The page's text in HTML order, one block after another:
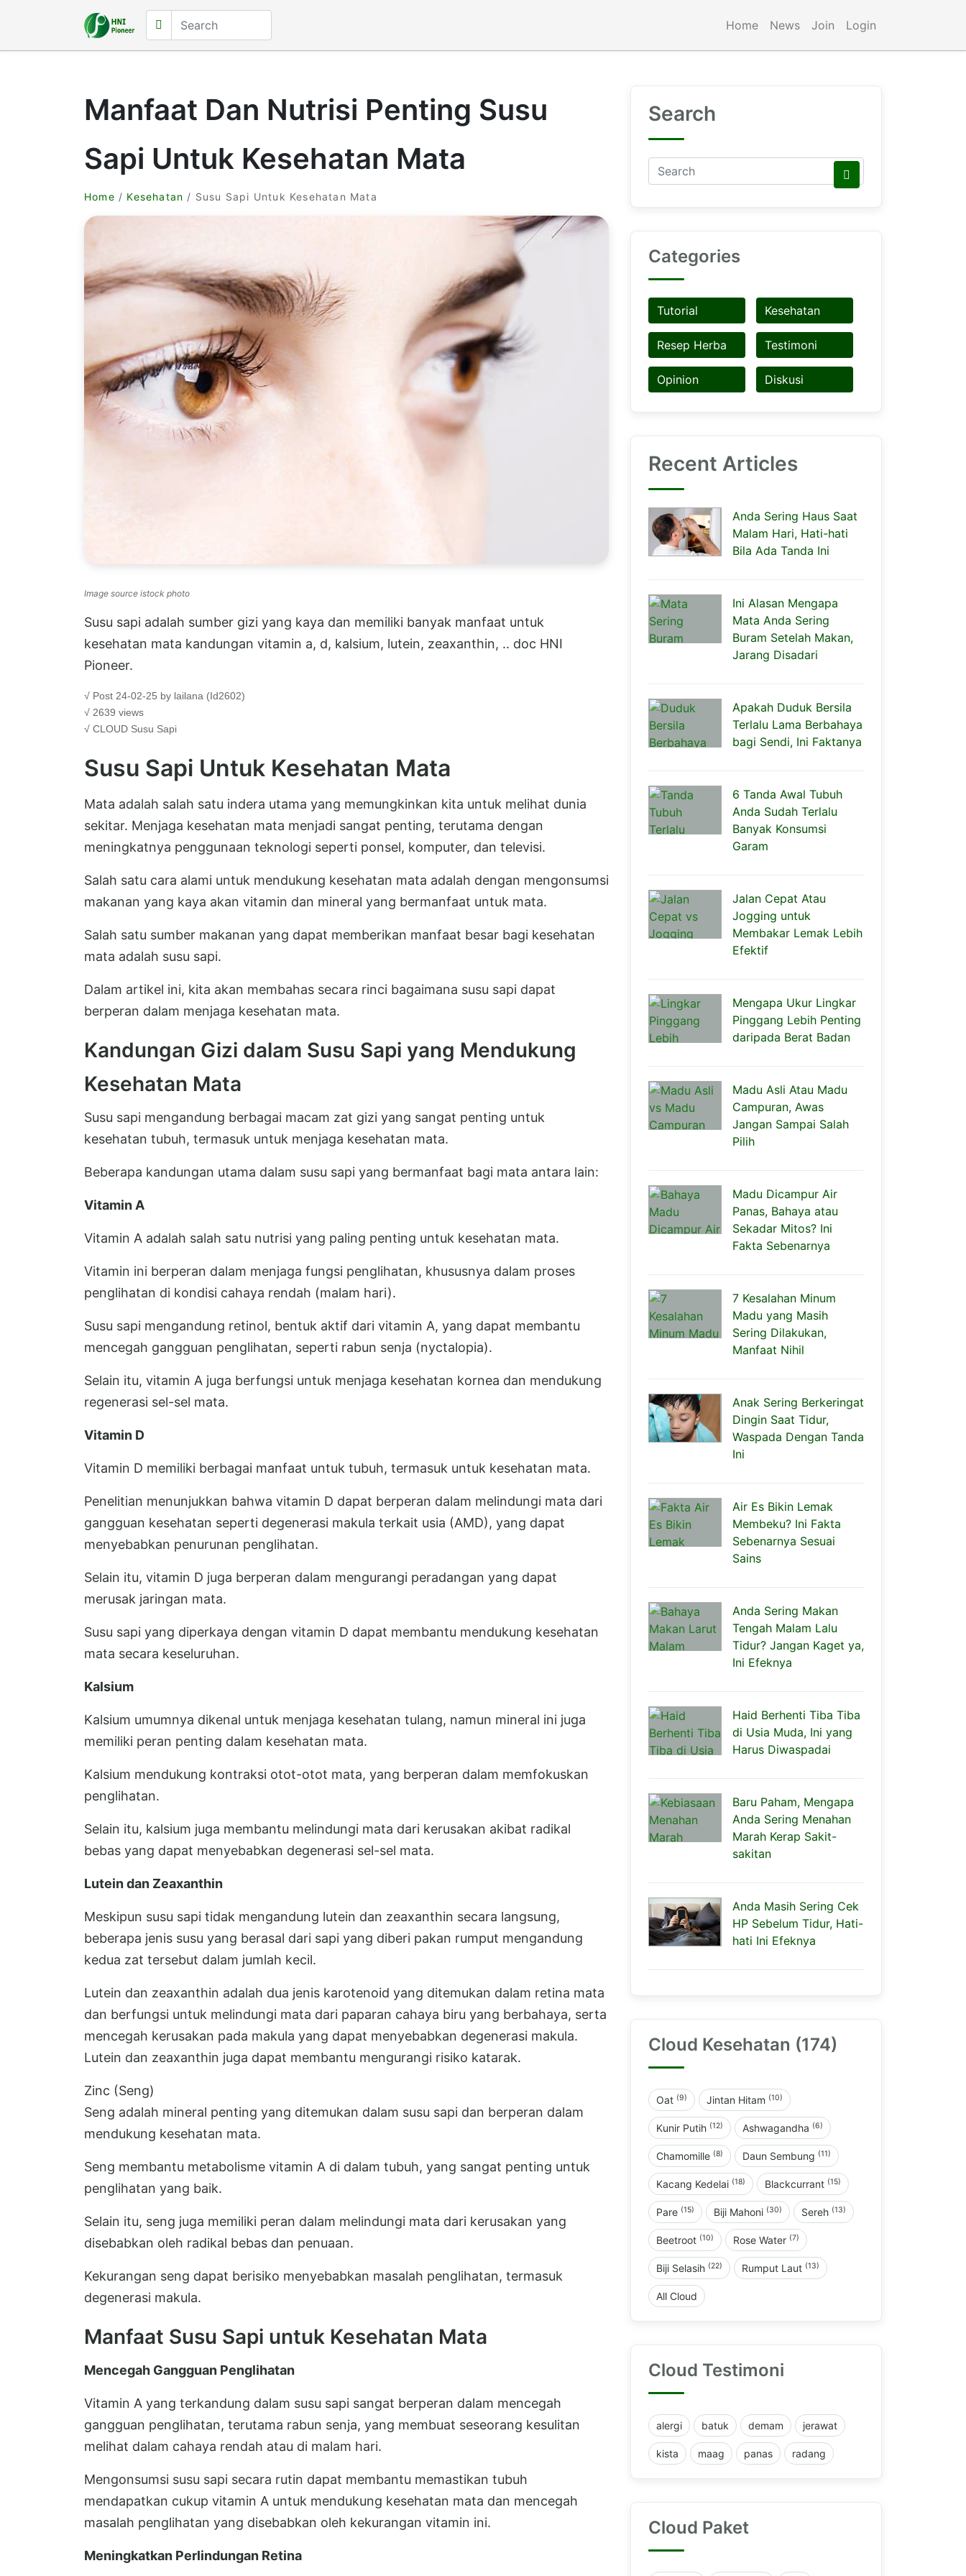
Home News Join Login
Manfaat Dan Nutrisi Penting Susu
Sapi Untuk Kesehatan Mata
Home / Kesehatan / Susu Sapi Untuk Kesehatan Mata
Image source istock photo
Susu sapi adalah sumber gizi yang kaya dan memiliki banyak manfaat untuk
kesehatan mata kandungan vitamin a, d, kalsium, lutein, zeaxanthin, .. doc HNI
Pioneer.
√ Post 24-02-25 by lailana (Id2602)
√ 2639 views
√ CLOUD Susu Sapi
Susu Sapi Untuk Kesehatan Mata
Mata adalah salah satu indera utama yang memungkinkan kita untuk melihat dunia
sekitar. Menjaga kesehatan mata menjadi sangat penting, terutama dengan
meningkatnya penggunaan teknologi seperti ponsel, komputer, dan televisi.
Salah satu cara alami untuk mendukung kesehatan mata adalah dengan mengonsumsi
makanan yang kaya akan vitamin dan mineral yang bermanfaat untuk mata.
Salah satu sumber makanan yang dapat memberikan manfaat besar bagi kesehatan
mata adalah susu sapi.
Dalam artikel ini, kita akan membahas secara rinci bagaimana susu sapi dapat
berperan dalam menjaga kesehatan mata.
Kandungan Gizi dalam Susu Sapi yang Mendukung
Kesehatan Mata
Susu sapi mengandung berbagai macam zat gizi yang sangat penting untuk
kesehatan tubuh, termasuk untuk menjaga kesehatan mata.
Beberapa kandungan utama dalam susu sapi yang bermanfaat bagi mata antara lain:
Vitamin A
Vitamin A adalah salah satu nutrisi yang paling penting untuk kesehatan mata.
Vitamin ini berperan dalam menjaga fungsi penglihatan, khususnya dalam proses
penglihatan di kondisi cahaya rendah (malam hari).
Susu sapi mengandung retinol, bentuk aktif dari vitamin A, yang dapat membantu
mencegah gangguan penglihatan, seperti rabun senja (nyctalopia).
Selain itu, vitamin A juga berfungsi untuk menjaga kesehatan kornea dan mendukung
regenerasi sel-sel mata.
Vitamin D
Vitamin D memiliki berbagai manfaat untuk tubuh, termasuk untuk kesehatan mata.
Penelitian menunjukkan bahwa vitamin D dapat berperan dalam melindungi mata dari
gangguan kesehatan seperti degenerasi makula terkait usia (AMD), yang dapat
menyebabkan penurunan penglihatan.
Selain itu, vitamin D juga berperan dalam mengurangi peradangan yang dapat
merusak jaringan mata.
Susu sapi yang diperkaya dengan vitamin D dapat membantu mendukung kesehatan
mata secara keseluruhan.
Kalsium
Kalsium umumnya dikenal untuk menjaga kesehatan tulang, namun mineral ini juga
memiliki peran penting dalam kesehatan mata.
Kalsium mendukung kontraksi otot-otot mata, yang berperan dalam memfokuskan
penglihatan.
Selain itu, kalsium juga membantu melindungi mata dari kerusakan akibat radikal
bebas yang dapat menyebabkan degenerasi sel-sel mata.
Lutein dan Zeaxanthin
Meskipun susu sapi tidak mengandung lutein dan zeaxanthin secara langsung,
beberapa jenis susu yang berasal dari sapi yang diberi pakan rumput mengandung
kedua zat tersebut dalam jumlah kecil.
Lutein dan zeaxanthin adalah dua jenis karotenoid yang ditemukan dalam retina mata
dan berfungsi untuk melindungi mata dari paparan cahaya biru yang berbahaya, serta
mencegah kerusakan pada makula yang dapat menyebabkan degenerasi makula.
Lutein dan zeaxanthin juga dapat membantu mengurangi risiko katarak.
Zinc (Seng)
Seng adalah mineral penting yang ditemukan dalam susu sapi dan berperan dalam
mendukung kesehatan mata.
Seng membantu metabolisme vitamin A di dalam tubuh, yang sangat penting untuk
penglihatan yang baik.
Selain itu, seng juga memiliki peran dalam melindungi mata dari kerusakan yang
disebabkan oleh radikal bebas dan penuaan.
Kekurangan seng dapat berisiko menyebabkan masalah penglihatan, termasuk
degenerasi makula.
Manfaat Susu Sapi untuk Kesehatan Mata
Mencegah Gangguan Penglihatan
Vitamin A yang terkandung dalam susu sapi sangat berperan dalam mencegah
gangguan penglihatan, terutama rabun senja, yang membuat seseorang kesulitan
melihat dalam cahaya rendah atau di malam hari.
Mengonsumsi susu sapi secara rutin dapat membantu memastikan tubuh
mendapatkan cukup vitamin A untuk mendukung kesehatan mata dan mencegah
masalah penglihatan yang disebabkan oleh kekurangan vitamin ini.
Meningkatkan Perlindungan Retina
Search
Categories
Tutorial Kesehatan
Resep Herba Testimoni
Opinion Diskusi
Recent Articles
Anda Sering Haus Saat
Malam Hari, Hati-hati
Bila Ada Tanda Ini
Ini Alasan Mengapa
Mata Anda Sering
Buram Setelah Makan,
Jarang Disadari
Apakah Duduk Bersila
Terlalu Lama Berbahaya
bagi Sendi, Ini Faktanya
6 Tanda Awal Tubuh
Anda Sudah Terlalu
Banyak Konsumsi
Garam
Jalan Cepat Atau
Jogging untuk
Membakar Lemak Lebih
Efektif
Mengapa Ukur Lingkar
Pinggang Lebih Penting
daripada Berat Badan
Madu Asli Atau Madu
Campuran, Awas
Jangan Sampai Salah
Pilih
Madu Dicampur Air
Panas, Bahaya atau
Sekadar Mitos? Ini
Fakta Sebenarnya
7 Kesalahan Minum
Madu yang Masih
Sering Dilakukan,
Manfaat Nihil
Anak Sering Berkeringat
Dingin Saat Tidur,
Waspada Dengan Tanda
Ini
Air Es Bikin Lemak
Membeku? Ini Fakta
Sebenarnya Sesuai
Sains
Anda Sering Makan
Tengah Malam Lalu
Tidur? Jangan Kaget ya,
Ini Efeknya
Haid Berhenti Tiba Tiba
di Usia Muda, Ini yang
Harus Diwaspadai
Baru Paham, Mengapa
Anda Sering Menahan
Marah Kerap Sakit-
sakitan
Anda Masih Sering Cek
HP Sebelum Tidur, Hati-
hati Ini Efeknya
Cloud Kesehatan (174)
Oat (9) Jintan Hitam (10)
Kunir Putih (12) Ashwagandha (6)
Chamomille (8) Daun Sembung (11)
Kacang Kedelai (18) Blackcurrant (15)
Pare (15) Biji Mahoni (30) Sereh (13)
Beetroot (10) Rose Water (7)
Biji Selasih (22) Rumput Laut (13)
All Cloud
Cloud Testimoni
alergi batuk demam jerawat
kista maag panas radang
Cloud Paket